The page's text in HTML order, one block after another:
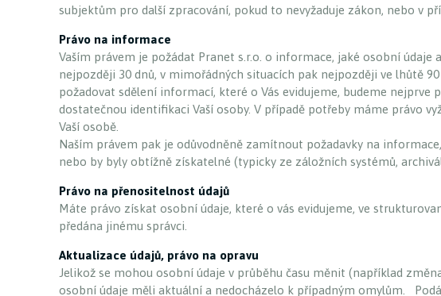
subjektům pro další zpracování, pokud to nevyžaduje zákon, nebo v
Právo na informace
Vaším právem je požádat Pranet s.r.o. o informace, jaké osobní
nejpozději 30 dnů, v mimořádných situacích pak nejpozději ve lhůtě
požadovat sdělení informací, které o Vás evidujeme, budeme
dostatečnou identifikaci Vaší osoby. V případě potřeby máme právo
Vaší osobě.
Naším právem pak je odůvodněně zamítnout požadavky na
nebo by byly obtížně získatelné (typicky ze záložních systémů,
Právo na přenositelnost údajů
Máte právo získat osobní údaje, které o vás evidujeme, ve
předána jinému správci.
Aktualizace údajů, právo na opravu
Jelikož se mohou osobní údaje v průběhu času měnit (například
osobní údaje měli aktuální a nedocházelo k případným omylům.